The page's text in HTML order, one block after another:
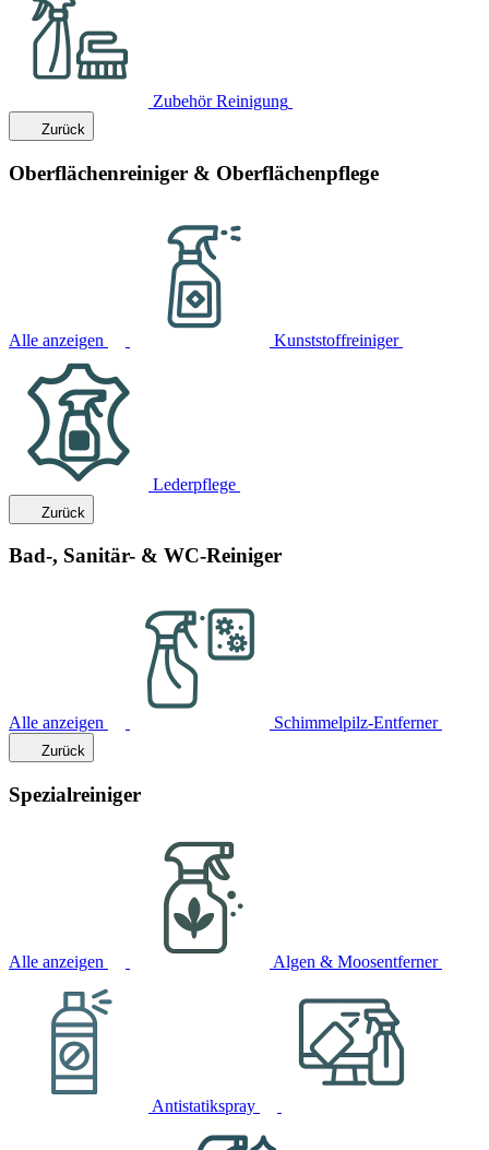
Zubehör Reinigung
Zurück
Oberflächenreiniger & Oberflächenpflege
Alle anzeigen Kunststoffreiniger
Lederpflege
Zurück
Bad-, Sanitär- & WC-Reiniger
Alle anzeigen Schimmelpilz-Entferner
Zurück
Spezialreiniger
Alle anzeigen Algen & Moosentferner
Antistatikspray